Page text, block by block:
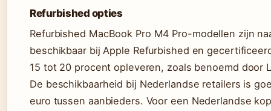
Refurbished opties
Refurbished MacBook Pro M4 Pro-modellen zijn
beschikbaar bij Apple Refurbished en
15 tot 20 procent opleveren, zoals benoemd door
De beschikbaarheid bij Nederlandse retailers is
euro tussen aanbieders. Voor een Nederlandse